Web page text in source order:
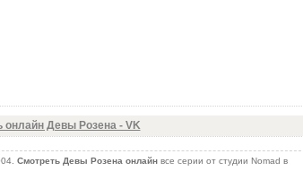
онлайн Девы Розена - VK
Смотреть Девы Розена онлайн все серии от студии Nomad в